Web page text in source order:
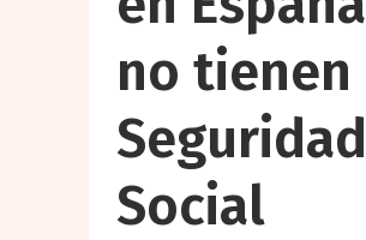
no tienen
Seguridad
Social